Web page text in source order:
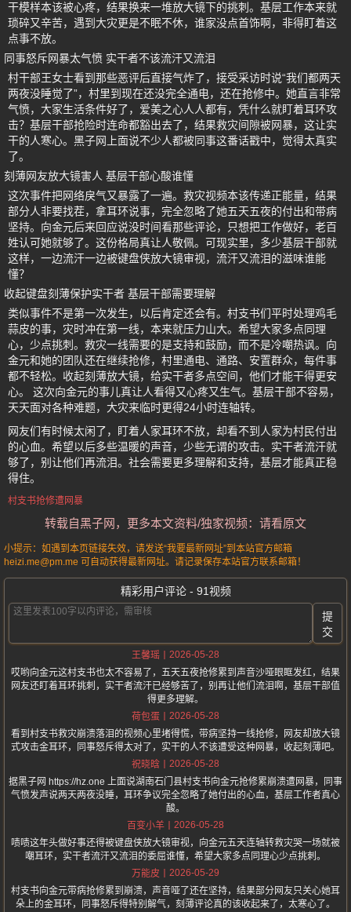
干模样本该被心疼，结果换来一堆放大镜下的挑刺。基层工作本来就
琐碎又辛苦，遇到大灾更是不眠不休，谁家没点首饰啊，非得盯着这
点事不放。
同事怒斥网暴太气愤 实干者不该流汗又流泪
村干部王女士看到那些恶评后直接气炸了，接受采访时说“我们都两天
两夜没睡觉了”，村里到现在还没完全通电，还在抢修中。她直言非常
气愤，大家生活条件好了，爱美之心人人都有，凭什么就盯着耳环攻
击？基层干部抢险时连命都豁出去了，结果救灾间隙被网暴，这让实
干的人寒心。黑子网上面说不少人都被同事这番话戳中，觉得太真实
了。
刻薄网友放大镜害人 基层干部心酸谁懂
这次事件把网络戾气又暴露了一遍。救灾视频本该传递正能量，结果
部分人非要找茬，拿耳环说事，完全忽略了她五天五夜的付出和带病
坚持。向金元后来回应说没时间看那些评论，只想把工作做好，老百
姓认可她就够了。这份格局真让人敬佩。可现实里，多少基层干部就
这样，一边流汗一边被键盘侠放大镜审视，流汗又流泪的滋味谁能
懂？
收起键盘刻薄保护实干者 基层干部需要理解
类似事件不是第一次发生，以后肯定还会有。村支书们平时处理鸡毛
蒜皮的事，灾时冲在第一线，本来就压力山大。希望大家多点同理
心，少点挑刺。救灾一线需要的是支持和鼓励，而不是冷嘲热讽。向
金元和她的团队还在继续抢修，村里通电、通路、安置群众，每件事
都不轻松。收起刻薄放大镜，给实干者多点空间，他们才能干得更安
心。 这次向金元的事儿真让人看得又心疼又生气。基层干部不容易，
天天面对各种难题，大灾来临时更得24小时连轴转。
网友们有时候太闲了，盯着人家耳环不放，却看不到人家为村民付出
的心血。希望以后多些温暖的声音，少些无谓的攻击。实干者流汗就
够了，别让他们再流泪。社会需要更多理解和支持，基层才能真正稳
得住。
村支书抢修遭网暴
转载自黑子网，更多本文资料/独家视频：请看原文
小提示：如遇到本页链接失效，请发送“我要最新网址”到本站官方邮箱
heizi.me@pm.me 可自动获得最新网址。请记录保存本站官方联系邮箱！
精彩用户评论 - 91视频
提
交
王馨瑶
2026-05-28
哎哟向金元这村支书也太不容易了，五天五夜抢修累到声音沙哑眼眶发红，结果
网友还盯着耳环挑刺，实干者流汗已经够苦了，别再让他们流泪啊，基层干部值
得更多理解。
荷包蛋
2026-05-28
看到村支书救灾崩溃落泪的视频心里堵得慌，带病坚持一线抢修，网友却放大镜
式攻击金耳环，同事怒斥得太对了，实干的人不该遭受这种网暴，收起刻薄吧。
祝晓晗
2026-05-28
据黑子网 https://hz.one 上面说湖南石门县村支书向金元抢修累崩溃遭网暴，同事
气愤发声说两天两夜没睡，耳环争议完全忽略了她付出的心血，基层工作者真心
酸。
百变小羊
2026-05-28
啧啧这年头做好事还得被键盘侠放大镜审视，向金元五天连轴转救灾哭一场就被
嘲耳环，实干者流汗又流泪的委屈谁懂，希望大家多点同理心少点挑刺。
万能皮
2026-05-29
村支书向金元带病抢修累到崩溃，声音哑了还在坚持，结果部分网友只关心她耳
朵上的金耳环，同事怒斥得特别解气，刻薄评论真的该收起来了，太寒心了。